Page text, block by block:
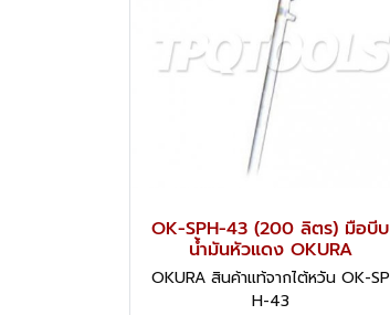
OK-SPH-43 (200 ลิตร) มือบีบ
น้ำมันหัวแดง OKURA
OKURA สินค้าแท้จากไต้หวัน OK-SP
H-43